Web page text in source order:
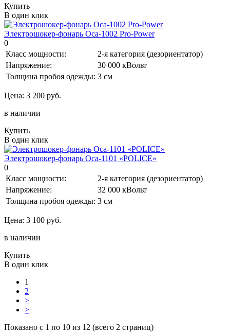
Купить
В один клик
Электрошокер-фонарь Оса-1002 Pro-Power
0
Класс мощности:
2-я категория (дезориентатор)
Напряжение:
30 000 кВольт
Толщина пробоя одежды: 3 см
Цена: 3 200 руб.
в наличии
Купить
В один клик
Электрошокер-фонарь Оса-1101 «POLICE»
0
Класс мощности:
2-я категория (дезориентатор)
Напряжение:
32 000 кВольт
Толщина пробоя одежды: 3 см
Цена: 3 100 руб.
в наличии
Купить
В один клик
1
2
>
>|
Показано с 1 по 10 из 12 (всего 2 страниц)